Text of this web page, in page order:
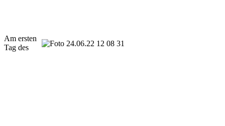
Am ersten
Tag des